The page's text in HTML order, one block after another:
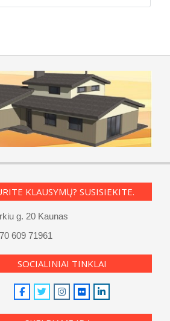
KLAUSYMŲ? SUSISIEKITE.
g. 20 Kaunas
609 71961
SOCIALINIAI TINKLAI